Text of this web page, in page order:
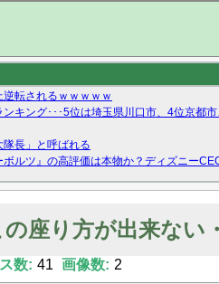
転されるｗｗｗｗｗ
キング･･･5位は埼玉県川口市、4位京都
長」と呼ばれる
ルツ』の高評価は本物か？ディズニー
も新規獲得ならず？北川莉央が1位に
の座り方が出来ない
数: 41 画像数: 2